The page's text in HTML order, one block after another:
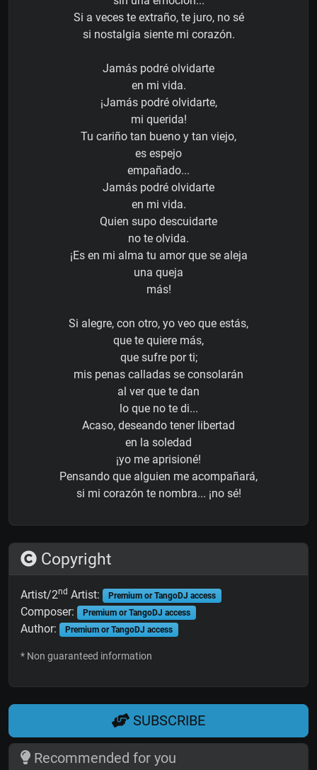
Si a veces te extraño, te juro, no sé
si nostalgia siente mi corazón.
Jamás podré olvidarte
en mi vida.
¡Jamás podré olvidarte,
mi querida!
Tu cariño tan bueno y tan viejo,
es espejo
empañado...
Jamás podré olvidarte
en mi vida.
Quien supo descuidarte
no te olvida.
¡Es en mi alma tu amor que se aleja
una queja
más!
Si alegre, con otro, yo veo que estás,
que te quiere más,
que sufre por ti;
mis penas calladas se consolarán
al ver que te dan
lo que no te di...
Acaso, deseando tener libertad
en la soledad
¡yo me aprisioné!
Pensando que alguien me acompañará,
si mi corazón te nombra... ¡no sé!
Copyright
Artist/2nd Artist: Premium or TangoDJ access
Composer: Premium or TangoDJ access
Author: Premium or TangoDJ access
* Non guaranteed information
SUBSCRIBE
Recommended for you